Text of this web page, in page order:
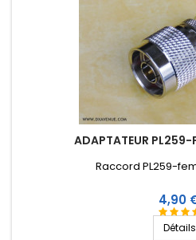
ADAPTATEUR PL259-
Raccord PL259-
Prix
4,90
Détails